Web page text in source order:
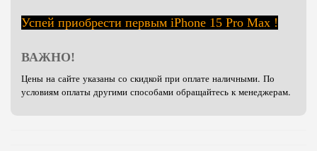
Успей приобрести первым iPhone 15 Pro Max !
ВАЖНО!
Цены на сайте указаны со скидкой при оплате наличными. По
условиям оплаты другими способами обращайтесь к менеджерам.